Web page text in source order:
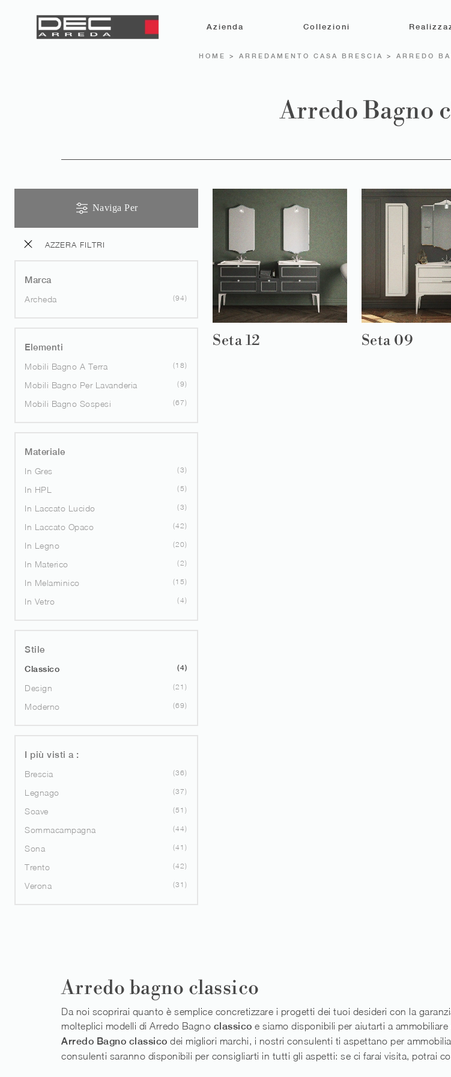
Azienda Collezioni
HOME > ARREDAMENTO CASA BRESCIA > ARREDO
Arredo Bagno
Naviga Per
AZZERA FILTRI
Marca
Archeda
94
Elementi
Mobili Bagno A Terra
18
Mobili Bagno Per Lavanderia 9
Mobili Bagno Sospesi 67
Materiale
In Gres
3
In HPL 5
In Laccato Lucido 3
In Laccato Opaco 42
In Legno 20
In Materico 2
In Melaminico 15
In Vetro 4
Stile
Classico 4
Design 21
Moderno 69
I più visti a :
Brescia
36
Legnago 37
Soave 51
Sommacampagna 44
Sona 41
Trento 42
Verona 31
Seta 12 Seta 09
Arredo bagno classico
Da noi scoprirai quanto è semplice concretizzare i progetti dei tuoi desideri con la
molteplici modelli di Arredo Bagno classico e siamo disponibili per aiutarti a
Arredo Bagno classico dei migliori marchi, i nostri consulenti ti aspettano per
consulenti saranno disponibili per consigliarti in tutti gli aspetti: se ci farai visita, potrai